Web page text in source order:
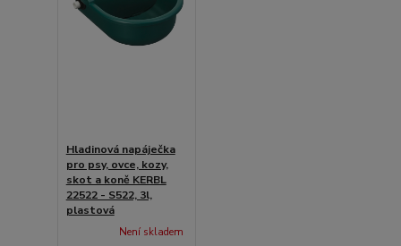
Hladinová napáječka
pro psy, ovce, kozy,
skot a koně KERBL
22522 - S522, 3l,
plastová
Není skladem